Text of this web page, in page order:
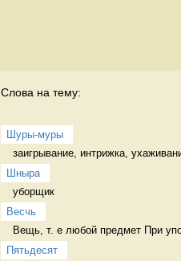
Слова на тему:
Шуры-муры
заигрывание, интрижка,
Шныра
уборщик
Весчь
Вещь, т. е любой предмет При
Пятьдесят